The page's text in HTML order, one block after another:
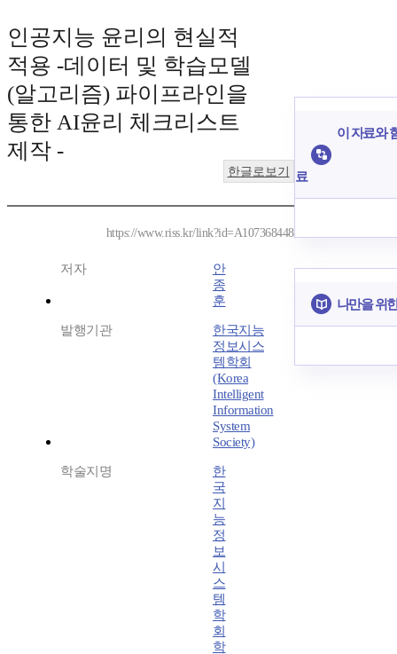
인공지능 윤리의 현실적
적용 -데이터 및 학습모델
(알고리즘) 파이프라인을
통한 AI윤리 체크리스트
제작 -
한글로보기
https://www.riss.kr/link?id=A107368448
저자
안
종
훈
발행기관
한국지능
정보시스
템학회
(Korea
Intelligent
Information
System
Society)
학술지명
한
국
지
능
정
보
시
스
템
학
회
학
이 자료와
료
나만을 위